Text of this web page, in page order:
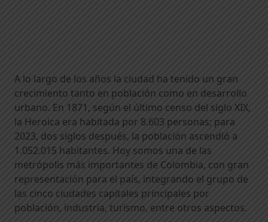
A lo largo de los años la ciudad ha tenido un gran
crecimiento tanto en población como en desarrollo
urbano. En 1871, según el último censo del siglo XIX,
la Heroica era habitada por 8.603 personas; para
2023, dos siglos después, la población ascendió a
1.052.015 habitantes. Hoy somos una de las
metrópolis más importantes de Colombia, con gran
representación para el país, integrando el grupo de
las cinco ciudades capitales principales por
población, industria, turismo, entre otros aspectos.